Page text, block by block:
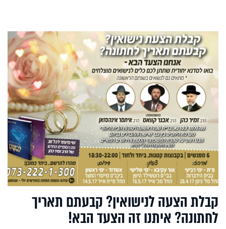
קבלת הצעה לנישואין? קבעתם תאריך
לחתונה? איתנו זה הצעד הבא!